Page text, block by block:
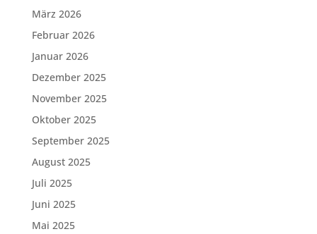
März 2026
Februar 2026
Januar 2026
Dezember 2025
November 2025
Oktober 2025
September 2025
August 2025
Juli 2025
Juni 2025
Mai 2025